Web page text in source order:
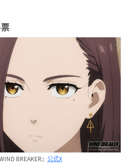
BREAKER』 公式X